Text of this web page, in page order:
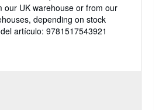
our UK warehouse or from our
depending on stock
artículo: 9781517543921